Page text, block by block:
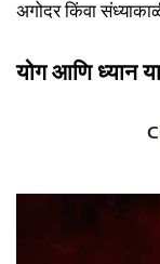
अगोदरकिंवा
योग आणि ध्यान